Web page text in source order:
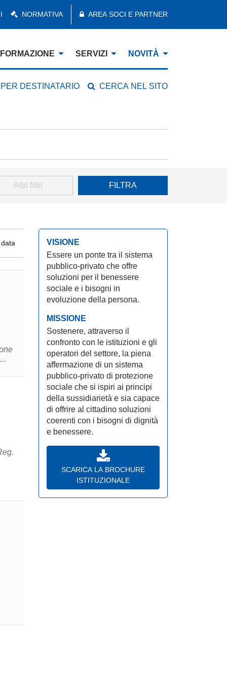
NORMATIVA AREA SOCI E PARTNER
FORMAZIONE SERVIZI NOVITÀ
DESTINATARIO CERCA NEL SITO
Altri filtri FILTRA
VISIONE
Essere un ponte tra il sistema
pubblico-privato che offre
soluzioni per il benessere
sociale e i bisogni in
evoluzione della persona.
MISSIONE
Sostenere, attraverso il
confronto con le istituzioni e gli
operatori del settore, la piena
affermazione di un sistema
pubblico-privato di protezione
sociale che si ispiri ai principi
della sussidiarietà e sia capace
di offrire al cittadino soluzioni
coerenti con i bisogni di dignità
e benessere.
SCARICA LA BROCHURE
ISTITUZIONALE